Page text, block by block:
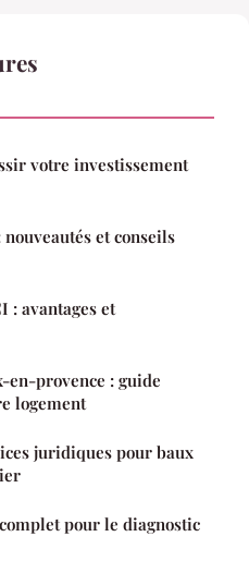
votre investissement
et conseils
: avantages et
en-provence : guide
logement
juridiques pour baux
pour le diagnostic